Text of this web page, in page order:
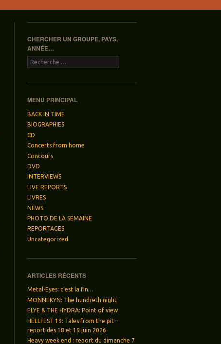
CHERCHER UN GROUPE, PAYS,
ANNÉE…
Recherche
MENU PRINCIPAL
BACK IN TIME
BIOGRAPHIES
CD
Concerts from home
Concours
DVD
INTERVIEWS
LIVE REPORTS
LIVRES
NEWS
PHOTO DE LA SEMAINE
REPORTAGES
Uncategorized
ARTICLES RÉCENTS
Metal-Eyes: c’est la fin…
MONNEKYN: The hundreth night
ELYE & THE HYDRA: Point of view
HELLFEST 19: Tales from the pit –
report des 18 et 19 juin 2026
Heavy week end : report du dimanche 7